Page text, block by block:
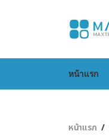
หน้าแรก
หน้าแรก